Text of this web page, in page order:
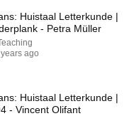
Huistaal Letterkunde |
- Petra Müller
ago
Huistaal Letterkunde |
- Vincent Olifant